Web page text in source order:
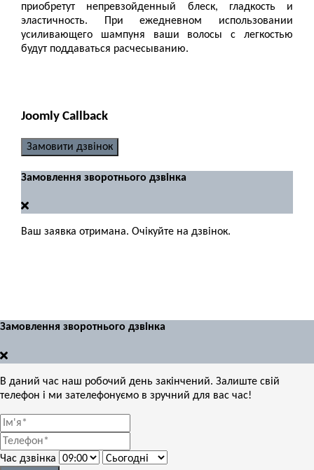
приобретут непревзойденный блеск, гладкость и
эластичность. При ежедневном использовании
усиливающего шампуня ваши волосы с легкостью
будут поддаваться расчесыванию.
Joomly Callback
Замовити дзвінок
Замовлення зворотнього дзвінка
Ваш заявка отримана. Очікуйте на дзвінок.
Замовлення зворотнього дзвінка
В даний час наш робочий день закінчений. Залиште свій
телефон і ми зателефонуємо в зручний для вас час!
Час дзвінка